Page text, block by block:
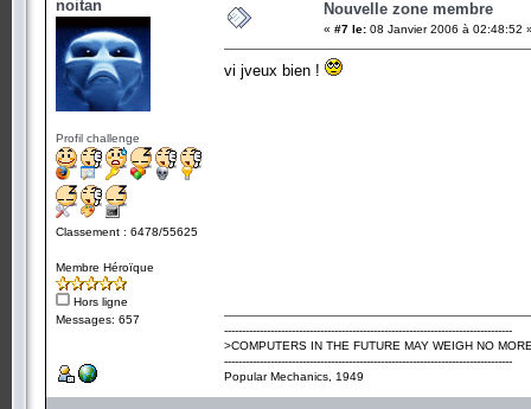
noitan
Profil challenge
Classement : 6478/55625
Membre Héroïque
Hors ligne
Messages: 657
Nouvelle zone membre
« #7 le: 08 Janvier 2006 à 02:48:52
vi jveux bien !
---------------------------------------------------------------------------------
>COMPUTERS IN THE FUTURE MAY WEIGH NO
---------------------------------------------------------------------------------
Popular Mechanics, 1949